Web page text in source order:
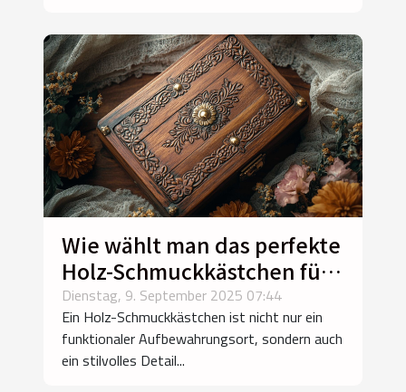
Wie wählt man das perfekte
Holz-Schmuckkästchen für
Ihr Zuhause?
Dienstag, 9. September 2025 07:44
Ein Holz-Schmuckkästchen ist nicht nur ein
funktionaler Aufbewahrungsort, sondern auch
ein stilvolles Detail...